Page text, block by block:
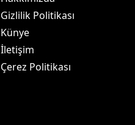
Gizlilik Politikası
Künye
İletişim
Çerez Politikası